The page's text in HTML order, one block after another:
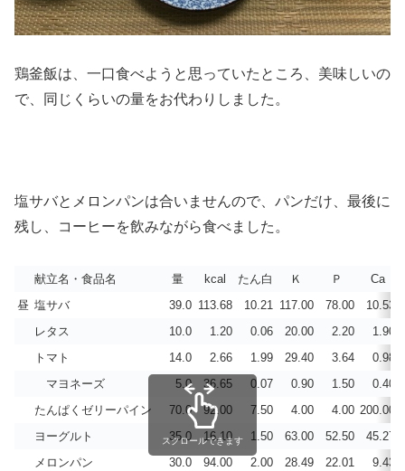
鶏釜飯は、一口食べようと思っていたところ、美味しいの
で、同じくらいの量をお代わりしました。
塩サバとメロンパンは合いませんので、パンだけ、最後に
残し、コーヒーを飲みながら食べました。
献立名・食品名 量 kcal たん白 Ｋ Ｐ Ca
昼 塩サバ 39.0 113.68 10.21 117.00 78.00 10.53
レタス
10.0 1.20 0.06 20.00 2.20 1.90
トマト
14.0 2.66 1.99 29.40 3.64 0.98
マヨネーズ
5.0 36.65 0.07 0.90 1.50 0.40
たんぱくゼリーパイン
70.0 92.00 7.50 4.00 4.00 200.00
ヨーグルト
35.0 16.10 1.50 63.00 52.50 45.27
メロンパン
30.0 94.00 2.00 28.49 22.01 9.43
スクロールできます